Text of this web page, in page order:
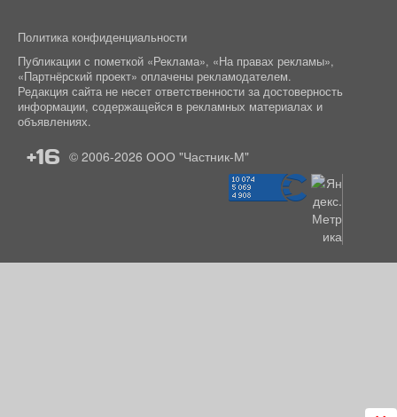
Политика конфиденциальности
Публикации с пометкой «Реклама», «На правах рекламы»,
«Партнёрский проект» оплачены рекламодателем.
Редакция сайта не несет ответственности за достоверность
информации, содержащейся в рекламных материалах и
объявлениях.
+16 © 2006-2026 ООО "Частник-М"